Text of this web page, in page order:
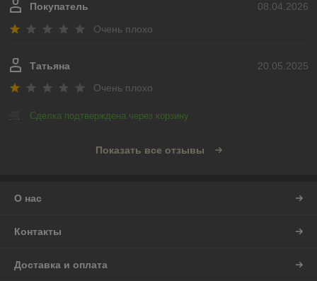
08.04.2026
Покупатель
Очень плохо
20.05.2025
Татьяна
Очень плохо
Сделка подтверждена через корзину
Показать все отзывы
О нас
Контакты
Доставка и оплата